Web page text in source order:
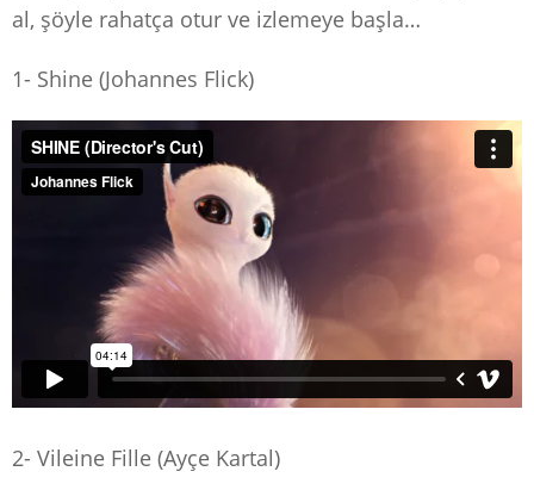
al, şöyle rahatça otur ve izlemeye başla…
1- Shine (Johannes Flick)
2- Vileine Fille (Ayçe Kartal)